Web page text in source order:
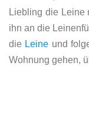
Liebling die Leine
ihn an die
die Leine und
Wohnung gehen,